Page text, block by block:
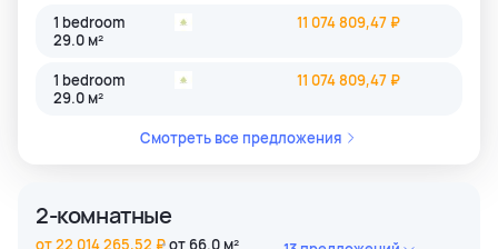
1 bedroom
29.0 м²
11 074 809,47 ₽
1 bedroom
29.0 м²
11 074 809,47 ₽
Смотреть все предложения
2-комнатные
от 66.0 м²
от 22 014 265,52 ₽